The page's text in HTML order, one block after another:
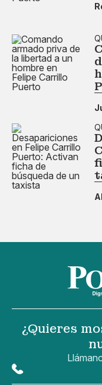
¿Quieres